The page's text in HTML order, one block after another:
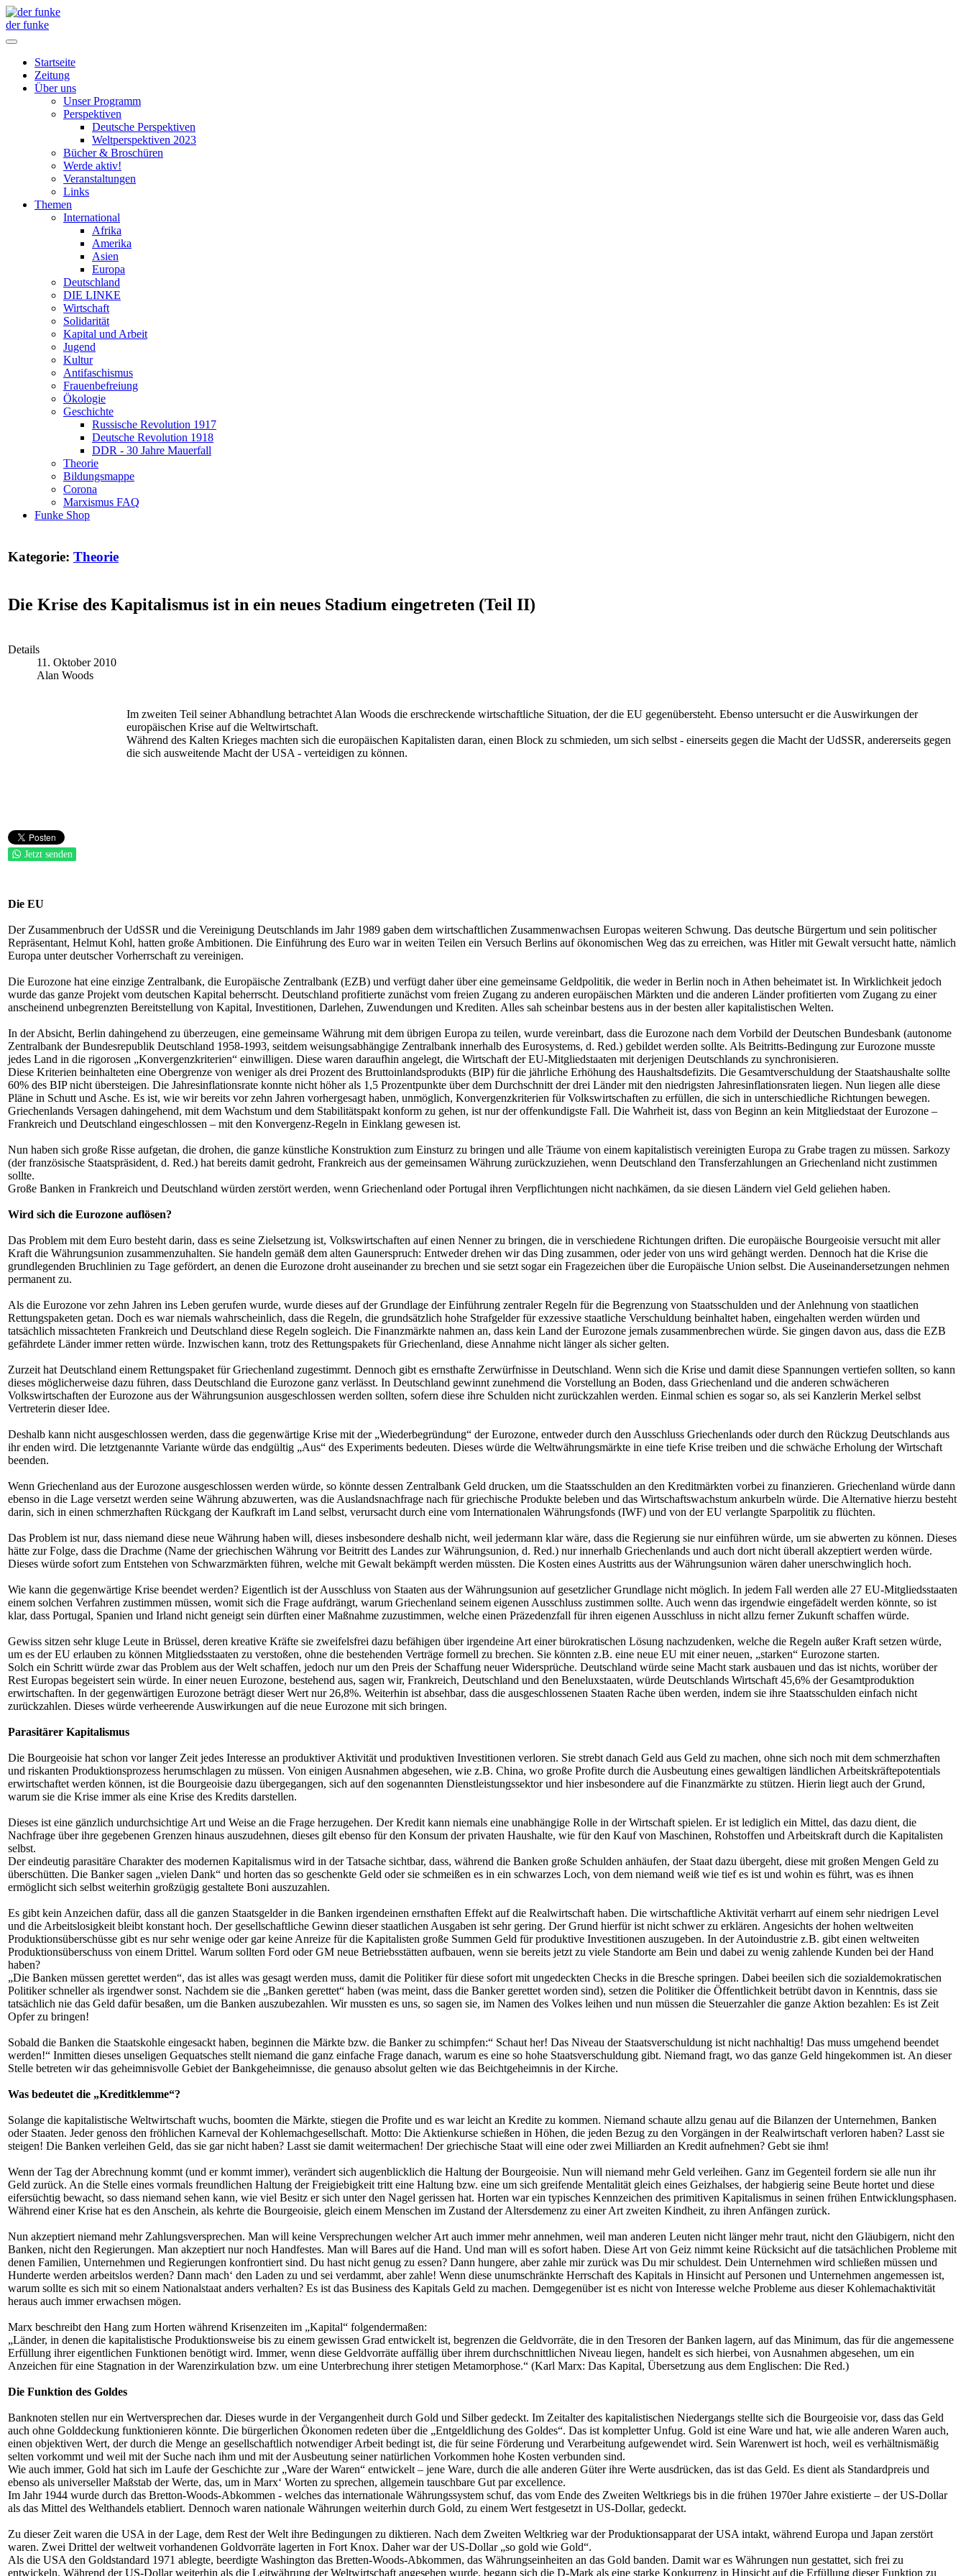
der funke
Startseite
Zeitung
Über uns
Unser Programm
Perspektiven
Deutsche Perspektiven
Weltperspektiven 2023
Bücher & Broschüren
Werde aktiv!
Veranstaltungen
Links
Themen
International
Afrika
Amerika
Asien
Europa
Deutschland
DIE LINKE
Wirtschaft
Solidarität
Kapital und Arbeit
Jugend
Kultur
Antifaschismus
Frauenbefreiung
Ökologie
Geschichte
Russische Revolution 1917
Deutsche Revolution 1918
DDR - 30 Jahre Mauerfall
Theorie
Bildungsmappe
Corona
Marxismus FAQ
Funke Shop
Kategorie: Theorie
Die Krise des Kapitalismus ist in ein neues Stadium eingetreten (Teil II)
Details
11. Oktober 2010
Alan Woods
Im zweiten Teil seiner Abhandlung betrachtet Alan Woods die erschreckende wirtschaftliche Situation, der die EU gegenübersteht. Ebenso untersucht er die Auswirkungen der
europäischen Krise auf die Weltwirtschaft.
Während des Kalten Krieges machten sich die europäischen Kapitalisten daran, einen Block zu schmieden, um sich selbst - einerseits gegen die Macht der UdSSR, andererseits gegen
die sich ausweitende Macht der USA - verteidigen zu können.
Jetzt senden
Die EU
Der Zusammenbruch der UdSSR und die Vereinigung Deutschlands im Jahr 1989 gaben dem wirtschaftlichen Zusammenwachsen Europas weiteren Schwung. Das deutsche Bürgertum und sein politischer
Repräsentant, Helmut Kohl, hatten große Ambitionen. Die Einführung des Euro war in weiten Teilen ein Versuch Berlins auf ökonomischen Weg das zu erreichen, was Hitler mit Gewalt versucht hatte, nämlich
Europa unter deutscher Vorherrschaft zu vereinigen.
Die Eurozone hat eine einzige Zentralbank, die Europäische Zentralbank (EZB) und verfügt daher über eine gemeinsame Geldpolitik, die weder in Berlin noch in Athen beheimatet ist. In Wirklichkeit jedoch
wurde das ganze Projekt vom deutschen Kapital beherrscht. Deutschland profitierte zunächst vom freien Zugang zu anderen europäischen Märkten und die anderen Länder profitierten vom Zugang zu einer
anscheinend unbegrenzten Bereitstellung von Kapital, Investitionen, Darlehen, Zuwendungen und Krediten. Alles sah scheinbar bestens aus in der besten aller kapitalistischen Welten.
In der Absicht, Berlin dahingehend zu überzeugen, eine gemeinsame Währung mit dem übrigen Europa zu teilen, wurde vereinbart, dass die Eurozone nach dem Vorbild der Deutschen Bundesbank (autonome
Zentralbank der Bundesrepublik Deutschland 1958-1993, seitdem weisungsabhängige Zentralbank innerhalb des Eurosystems, d. Red.) gebildet werden sollte. Als Beitritts-Bedingung zur Eurozone musste
jedes Land in die rigorosen „Konvergenzkriterien“ einwilligen. Diese waren daraufhin angelegt, die Wirtschaft der EU-Mitgliedstaaten mit derjenigen Deutschlands zu synchronisieren.
Diese Kriterien beinhalteten eine Obergrenze von weniger als drei Prozent des Bruttoinlandsprodukts (BIP) für die jährliche Erhöhung des Haushaltsdefizits. Die Gesamtverschuldung der Staatshaushalte sollte
60% des BIP nicht übersteigen. Die Jahresinflationsrate konnte nicht höher als 1,5 Prozentpunkte über dem Durchschnitt der drei Länder mit den niedrigsten Jahresinflationsraten liegen. Nun liegen alle diese
Pläne in Schutt und Asche. Es ist, wie wir bereits vor zehn Jahren vorhergesagt haben, unmöglich, Konvergenzkriterien für Volkswirtschaften zu erfüllen, die sich in unterschiedliche Richtungen bewegen.
Griechenlands Versagen dahingehend, mit dem Wachstum und dem Stabilitätspakt konform zu gehen, ist nur der offenkundigste Fall. Die Wahrheit ist, dass von Beginn an kein Mitgliedstaat der Eurozone –
Frankreich und Deutschland eingeschlossen – mit den Konvergenz-Regeln in Einklang gewesen ist.
Nun haben sich große Risse aufgetan, die drohen, die ganze künstliche Konstruktion zum Einsturz zu bringen und alle Träume von einem kapitalistisch vereinigten Europa zu Grabe tragen zu müssen. Sarkozy
(der französische Staatspräsident, d. Red.) hat bereits damit gedroht, Frankreich aus der gemeinsamen Währung zurückzuziehen, wenn Deutschland den Transferzahlungen an Griechenland nicht zustimmen
sollte.
Große Banken in Frankreich und Deutschland würden zerstört werden, wenn Griechenland oder Portugal ihren Verpflichtungen nicht nachkämen, da sie diesen Ländern viel Geld geliehen haben.
Wird sich die Eurozone auflösen?
Das Problem mit dem Euro besteht darin, dass es seine Zielsetzung ist, Volkswirtschaften auf einen Nenner zu bringen, die in verschiedene Richtungen driften. Die europäische Bourgeoisie versucht mit aller
Kraft die Währungsunion zusammenzuhalten. Sie handeln gemäß dem alten Gaunerspruch: Entweder drehen wir das Ding zusammen, oder jeder von uns wird gehängt werden. Dennoch hat die Krise die
grundlegenden Bruchlinien zu Tage gefördert, an denen die Eurozone droht auseinander zu brechen und sie setzt sogar ein Fragezeichen über die Europäische Union selbst. Die Auseinandersetzungen nehmen
permanent zu.
Als die Eurozone vor zehn Jahren ins Leben gerufen wurde, wurde dieses auf der Grundlage der Einführung zentraler Regeln für die Begrenzung von Staatsschulden und der Anlehnung von staatlichen
Rettungspaketen getan. Doch es war niemals wahrscheinlich, dass die Regeln, die grundsätzlich hohe Strafgelder für exzessive staatliche Verschuldung beinhaltet haben, eingehalten werden würden und
tatsächlich missachteten Frankreich und Deutschland diese Regeln sogleich. Die Finanzmärkte nahmen an, dass kein Land der Eurozone jemals zusammenbrechen würde. Sie gingen davon aus, dass die EZB
gefährdete Länder immer retten würde. Inzwischen kann, trotz des Rettungspakets für Griechenland, diese Annahme nicht länger als sicher gelten.
Zurzeit hat Deutschland einem Rettungspaket für Griechenland zugestimmt. Dennoch gibt es ernsthafte Zerwürfnisse in Deutschland. Wenn sich die Krise und damit diese Spannungen vertiefen sollten, so kann
dieses möglicherweise dazu führen, dass Deutschland die Eurozone ganz verlässt. In Deutschland gewinnt zunehmend die Vorstellung an Boden, dass Griechenland und die anderen schwächeren
Volkswirtschaften der Eurozone aus der Währungsunion ausgeschlossen werden sollten, sofern diese ihre Schulden nicht zurückzahlen werden. Einmal schien es sogar so, als sei Kanzlerin Merkel selbst
Vertreterin dieser Idee.
Deshalb kann nicht ausgeschlossen werden, dass die gegenwärtige Krise mit der „Wiederbegründung“ der Eurozone, entweder durch den Ausschluss Griechenlands oder durch den Rückzug Deutschlands aus
ihr enden wird. Die letztgenannte Variante würde das endgültig „Aus“ des Experiments bedeuten. Dieses würde die Weltwährungsmärkte in eine tiefe Krise treiben und die schwäche Erholung der Wirtschaft
beenden.
Wenn Griechenland aus der Eurozone ausgeschlossen werden würde, so könnte dessen Zentralbank Geld drucken, um die Staatsschulden an den Kreditmärkten vorbei zu finanzieren. Griechenland würde dann
ebenso in die Lage versetzt werden seine Währung abzuwerten, was die Auslandsnachfrage nach für griechische Produkte beleben und das Wirtschaftswachstum ankurbeln würde. Die Alternative hierzu besteht
darin, sich in einen schmerzhaften Rückgang der Kaufkraft im Land selbst, verursacht durch eine vom Internationalen Währungsfonds (IWF) und von der EU verlangte Sparpolitik zu flüchten.
Das Problem ist nur, dass niemand diese neue Währung haben will, dieses insbesondere deshalb nicht, weil jedermann klar wäre, dass die Regierung sie nur einführen würde, um sie abwerten zu können. Dieses
hätte zur Folge, dass die Drachme (Name der griechischen Währung vor Beitritt des Landes zur Währungsunion, d. Red.) nur innerhalb Griechenlands und auch dort nicht überall akzeptiert werden würde.
Dieses würde sofort zum Entstehen von Schwarzmärkten führen, welche mit Gewalt bekämpft werden müssten. Die Kosten eines Austritts aus der Währungsunion wären daher unerschwinglich hoch.
Wie kann die gegenwärtige Krise beendet werden? Eigentlich ist der Ausschluss von Staaten aus der Währungsunion auf gesetzlicher Grundlage nicht möglich. In jedem Fall werden alle 27 EU-Mitgliedsstaaten
einem solchen Verfahren zustimmen müssen, womit sich die Frage aufdrängt, warum Griechenland seinem eigenen Ausschluss zustimmen sollte. Auch wenn das irgendwie eingefädelt werden könnte, so ist
klar, dass Portugal, Spanien und Irland nicht geneigt sein dürften einer Maßnahme zuzustimmen, welche einen Präzedenzfall für ihren eigenen Ausschluss in nicht allzu ferner Zukunft schaffen würde.
Gewiss sitzen sehr kluge Leute in Brüssel, deren kreative Kräfte sie zweifelsfrei dazu befähigen über irgendeine Art einer bürokratischen Lösung nachzudenken, welche die Regeln außer Kraft setzen würde,
um es der EU erlauben zu können Mitgliedsstaaten zu verstoßen, ohne die bestehenden Verträge formell zu brechen. Sie könnten z.B. eine neue EU mit einer neuen, „starken“ Eurozone starten.
Solch ein Schritt würde zwar das Problem aus der Welt schaffen, jedoch nur um den Preis der Schaffung neuer Widersprüche. Deutschland würde seine Macht stark ausbauen und das ist nichts, worüber der
Rest Europas begeistert sein würde. In einer neuen Eurozone, bestehend aus, sagen wir, Frankreich, Deutschland und den Beneluxstaaten, würde Deutschlands Wirtschaft 45,6% der Gesamtproduktion
erwirtschaften. In der gegenwärtigen Eurozone beträgt dieser Wert nur 26,8%. Weiterhin ist absehbar, dass die ausgeschlossenen Staaten Rache üben werden, indem sie ihre Staatsschulden einfach nicht
zurückzahlen. Dieses würde verheerende Auswirkungen auf die neue Eurozone mit sich bringen.
Parasitärer Kapitalismus
Die Bourgeoisie hat schon vor langer Zeit jedes Interesse an produktiver Aktivität und produktiven Investitionen verloren. Sie strebt danach Geld aus Geld zu machen, ohne sich noch mit dem schmerzhaften
und riskanten Produktionsprozess herumschlagen zu müssen. Von einigen Ausnahmen abgesehen, wie z.B. China, wo große Profite durch die Ausbeutung eines gewaltigen ländlichen Arbeitskräftepotentials
erwirtschaftet werden können, ist die Bourgeoisie dazu übergegangen, sich auf den sogenannten Dienstleistungssektor und hier insbesondere auf die Finanzmärkte zu stützen. Hierin liegt auch der Grund,
warum sie die Krise immer als eine Krise des Kredits darstellen.
Dieses ist eine gänzlich undurchsichtige Art und Weise an die Frage herzugehen. Der Kredit kann niemals eine unabhängige Rolle in der Wirtschaft spielen. Er ist lediglich ein Mittel, das dazu dient, die
Nachfrage über ihre gegebenen Grenzen hinaus auszudehnen, dieses gilt ebenso für den Konsum der privaten Haushalte, wie für den Kauf von Maschinen, Rohstoffen und Arbeitskraft durch die Kapitalisten
selbst.
Der eindeutig parasitäre Charakter des modernen Kapitalismus wird in der Tatsache sichtbar, dass, während die Banken große Schulden anhäufen, der Staat dazu übergeht, diese mit großen Mengen Geld zu
überschütten. Die Banker sagen „vielen Dank“ und horten das so geschenkte Geld oder sie schmeißen es in ein schwarzes Loch, von dem niemand weiß wie tief es ist und wohin es führt, was es ihnen
ermöglicht sich selbst weiterhin großzügig gestaltete Boni auszuzahlen.
Es gibt kein Anzeichen dafür, dass all die ganzen Staatsgelder in die Banken irgendeinen ernsthaften Effekt auf die Realwirtschaft haben. Die wirtschaftliche Aktivität verharrt auf einem sehr niedrigen Level
und die Arbeitslosigkeit bleibt konstant hoch. Der gesellschaftliche Gewinn dieser staatlichen Ausgaben ist sehr gering. Der Grund hierfür ist nicht schwer zu erklären. Angesichts der hohen weltweiten
Produktionsüberschüsse gibt es nur sehr wenige oder gar keine Anreize für die Kapitalisten große Summen Geld für produktive Investitionen auszugeben. In der Autoindustrie z.B. gibt einen weltweiten
Produktionsüberschuss von einem Drittel. Warum sollten Ford oder GM neue Betriebsstätten aufbauen, wenn sie bereits jetzt zu viele Standorte am Bein und dabei zu wenig zahlende Kunden bei der Hand
haben?
„Die Banken müssen gerettet werden“, das ist alles was gesagt werden muss, damit die Politiker für diese sofort mit ungedeckten Checks in die Bresche springen. Dabei beeilen sich die sozialdemokratischen
Politiker schneller als irgendwer sonst. Nachdem sie die „Banken gerettet“ haben (was meint, dass die Banker gerettet worden sind), setzen die Politiker die Öffentlichkeit betrübt davon in Kenntnis, dass sie
tatsächlich nie das Geld dafür besaßen, um die Banken auszubezahlen. Wir mussten es uns, so sagen sie, im Namen des Volkes leihen und nun müssen die Steuerzahler die ganze Aktion bezahlen: Es ist Zeit
Opfer zu bringen!
Sobald die Banken die Staatskohle eingesackt haben, beginnen die Märkte bzw. die Banker zu schimpfen:“ Schaut her! Das Niveau der Staatsverschuldung ist nicht nachhaltig! Das muss umgehend beendet
werden!“ Inmitten dieses unseligen Gequatsches stellt niemand die ganz einfache Frage danach, warum es eine so hohe Staatsverschuldung gibt. Niemand fragt, wo das ganze Geld hingekommen ist. An dieser
Stelle betreten wir das geheimnisvolle Gebiet der Bankgeheimnisse, die genauso absolut gelten wie das Beichtgeheimnis in der Kirche.
Was bedeutet die „Kreditklemme“?
Solange die kapitalistische Weltwirtschaft wuchs, boomten die Märkte, stiegen die Profite und es war leicht an Kredite zu kommen. Niemand schaute allzu genau auf die Bilanzen der Unternehmen, Banken
oder Staaten. Jeder genoss den fröhlichen Karneval der Kohlemachgesellschaft. Motto: Die Aktienkurse schießen in Höhen, die jeden Bezug zu den Vorgängen in der Realwirtschaft verloren haben? Lasst sie
steigen! Die Banken verleihen Geld, das sie gar nicht haben? Lasst sie damit weitermachen! Der griechische Staat will eine oder zwei Milliarden an Kredit aufnehmen? Gebt sie ihm!
Wenn der Tag der Abrechnung kommt (und er kommt immer), verändert sich augenblicklich die Haltung der Bourgeoisie. Nun will niemand mehr Geld verleihen. Ganz im Gegenteil fordern sie alle nun ihr
Geld zurück. An die Stelle eines vormals freundlichen Haltung der Freigiebigkeit tritt eine Haltung bzw. eine um sich greifende Mentalität gleich eines Geizhalses, der habgierig seine Beute hortet und diese
eifersüchtig bewacht, so dass niemand sehen kann, wie viel Besitz er sich unter den Nagel gerissen hat. Horten war ein typisches Kennzeichen des primitiven Kapitalismus in seinen frühen Entwicklungsphasen.
Während einer Krise hat es den Anschein, als kehrte die Bourgeoisie, gleich einem Menschen im Zustand der Altersdemenz zu einer Art zweiten Kindheit, zu ihren Anfängen zurück.
Nun akzeptiert niemand mehr Zahlungsversprechen. Man will keine Versprechungen welcher Art auch immer mehr annehmen, weil man anderen Leuten nicht länger mehr traut, nicht den Gläubigern, nicht den
Banken, nicht den Regierungen. Man akzeptiert nur noch Handfestes. Man will Bares auf die Hand. Und man will es sofort haben. Diese Art von Geiz nimmt keine Rücksicht auf die tatsächlichen Probleme mit
denen Familien, Unternehmen und Regierungen konfrontiert sind. Du hast nicht genug zu essen? Dann hungere, aber zahle mir zurück was Du mir schuldest. Dein Unternehmen wird schließen müssen und
Hunderte werden arbeitslos werden? Dann mach‘ den Laden zu und sei verdammt, aber zahle! Wenn diese unumschränkte Herrschaft des Kapitals in Hinsicht auf Personen und Unternehmen angemessen ist,
warum sollte es sich mit so einem Nationalstaat anders verhalten? Es ist das Business des Kapitals Geld zu machen. Demgegenüber ist es nicht von Interesse welche Probleme aus dieser Kohlemachaktivität
heraus auch immer erwachsen mögen.
Marx beschreibt den Hang zum Horten während Krisenzeiten im „Kapital“ folgendermaßen:
„Länder, in denen die kapitalistische Produktionsweise bis zu einem gewissen Grad entwickelt ist, begrenzen die Geldvorräte, die in den Tresoren der Banken lagern, auf das Minimum, das für die angemessene
Erfüllung ihrer eigentlichen Funktionen benötigt wird. Immer, wenn diese Geldvorräte auffällig über ihrem durchschnittlichen Niveau liegen, handelt es sich hierbei, von Ausnahmen abgesehen, um ein
Anzeichen für eine Stagnation in der Warenzirkulation bzw. um eine Unterbrechung ihrer stetigen Metamorphose.“ (Karl Marx: Das Kapital, Übersetzung aus dem Englischen: Die Red.)
Die Funktion des Goldes
Banknoten stellen nur ein Wertversprechen dar. Dieses wurde in der Vergangenheit durch Gold und Silber gedeckt. Im Zeitalter des kapitalistischen Niedergangs stellte sich die Bourgeoisie vor, dass das Geld
auch ohne Golddeckung funktionieren könnte. Die bürgerlichen Ökonomen redeten über die „Entgeldlichung des Goldes“. Das ist kompletter Unfug. Gold ist eine Ware und hat, wie alle anderen Waren auch,
einen objektiven Wert, der durch die Menge an gesellschaftlich notwendiger Arbeit bedingt ist, die für seine Förderung und Verarbeitung aufgewendet wird. Sein Warenwert ist hoch, weil es verhältnismäßig
selten vorkommt und weil mit der Suche nach ihm und mit der Ausbeutung seiner natürlichen Vorkommen hohe Kosten verbunden sind.
Wie auch immer, Gold hat sich im Laufe der Geschichte zur „Ware der Waren“ entwickelt – jene Ware, durch die alle anderen Güter ihre Werte ausdrücken, das ist das Geld. Es dient als Standardpreis und
ebenso als universeller Maßstab der Werte, das, um in Marx‘ Worten zu sprechen, allgemein tauschbare Gut par excellence.
Im Jahr 1944 wurde durch das Bretton-Woods-Abkommen - welches das internationale Währungssystem schuf, das vom Ende des Zweiten Weltkriegs bis in die frühen 1970er Jahre existierte – der US-Dollar
als das Mittel des Welthandels etabliert. Dennoch waren nationale Währungen weiterhin durch Gold, zu einem Wert festgesetzt in US-Dollar, gedeckt.
Zu dieser Zeit waren die USA in der Lage, dem Rest der Welt ihre Bedingungen zu diktieren. Nach dem Zweiten Weltkrieg war der Produktionsapparat der USA intakt, während Europa und Japan zerstört
waren. Zwei Drittel der weltweit vorhandenen Goldvorräte lagerten in Fort Knox. Daher war der US-Dollar „so gold wie Gold“.
Als die USA den Goldstandard 1971 ablegte, beerdigte Washington das Bretten-Woods-Abkommen, das Währungseinheiten an das Gold banden. Damit war es Währungen nun gestattet, sich frei zu
entwickeln. Während der US-Dollar weiterhin als die Leitwährung der Weltwirtschaft angesehen wurde, begann sich die D-Mark als eine starke Konkurrenz in Hinsicht auf die Erfüllung dieser Funktion zu